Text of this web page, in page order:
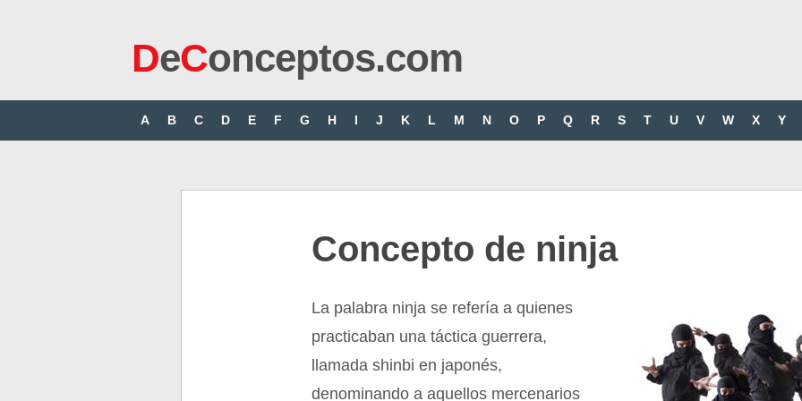
DeConceptos.com
A B C D E F G H I J K L M N O P Q R S T U V W X Y
Concepto de ninja
La palabra ninja se refería a quienes
practicaban una táctica guerrera,
llamada shinbi en japonés,
denominando a aquellos mercenarios